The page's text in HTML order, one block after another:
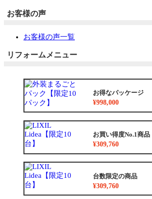
お客様の声
お客様の声一覧
リフォームメニュー
お得なパッケージ
¥998,000
お買い得度No.1商品
¥309,760
台数限定の商品
¥309,760